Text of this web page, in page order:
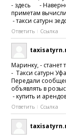
- здесь -
приметам
- такси сатурн
Ответить Ссылка
Маринку, -
- Такси сатурн
Передали
объявлять в
- купить и
Ответить Ссылка